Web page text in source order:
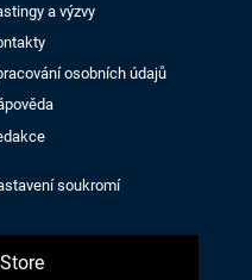
a výzvy
osobních údajů
soukromí